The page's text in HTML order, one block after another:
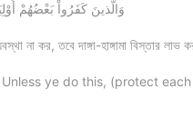
(73 وَالَّذينَ كَفَرُواْ بَعْضُهُمْ
না কর, তবে দাঙ্গা-হাঙ্গামা বিস্তার
ye do this, (protect